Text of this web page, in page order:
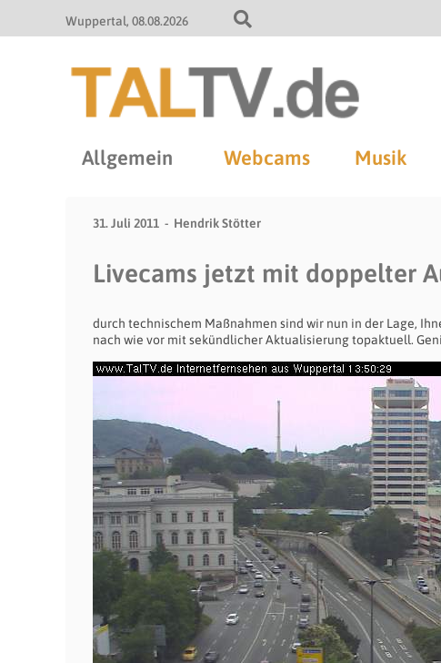
Wuppertal 08.08.2026
Allgemein Webcams Musik
31. Juli 2011 Hendrik Stötter
Livecams jetzt mit doppelter
durch technischem Maßnahmen sind wir nun in der Lage,
nach wie vor mit sekündlicher Aktualisierung topaktuell.